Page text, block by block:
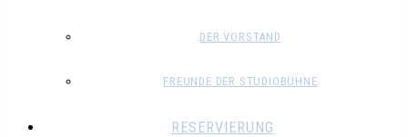
DER VORSTAND
FREUNDE DER STUDIOBÜHNE
RESERVIERUNG